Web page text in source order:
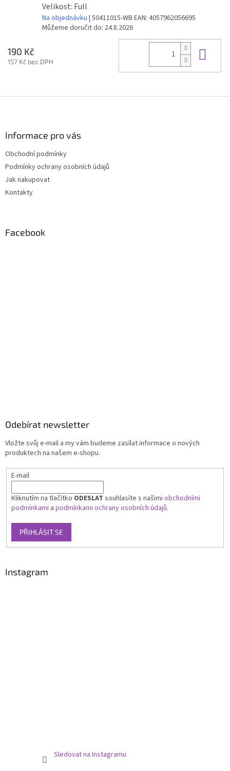
Velikost: Full
Na objednávku | 50411015-WB EAN: 4057962056695
Můžeme doručit do: 24.8.2026
190 Kč
157 Kč bez DPH
Informace pro vás
Obchodní podmínky
Podmínky ochrany osobních údajů
Jak nakupovat
Kontakty
Facebook
Odebírat newsletter
Vložte svůj e-mail a my vám budeme zasílat informace o nových
produktech na našem e-shopu.
E-mail
Kliknutím na tlačítko ODESLAT souhlasíte s našimi obchodními
podmínkami a podmínkami ochrany osobních údajů.
PŘIHLÁSIT SE
Instagram
Sledovat na Instagramu